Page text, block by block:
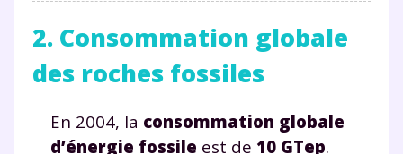
2. Consommation globale
des roches fossiles
En 2004, la consommation globale
d’énergie fossile est de 10 GTep.